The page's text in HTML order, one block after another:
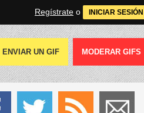
Regístrate o INICIAR SESIÓN
ENVIAR UN GIF MODERAR GIFS